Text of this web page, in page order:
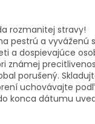
rozmanitej stravy!
pestrú a vyváženú
a dospievajúce
známej
porušený.
uchovávajte
konca dátumu